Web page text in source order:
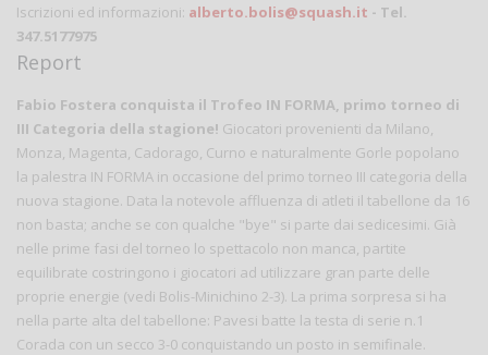
Iscrizioni ed informazioni: alberto.bolis@squash.it - Tel.
347.5177975
Report
Fabio Fostera conquista il Trofeo IN FORMA, primo torneo di
III Categoria della stagione! Giocatori provenienti da Milano,
Monza, Magenta, Cadorago, Curno e naturalmente Gorle popolano
la palestra IN FORMA in occasione del primo torneo III categoria della
nuova stagione. Data la notevole affluenza di atleti il tabellone da 16
non basta; anche se con qualche "bye" si parte dai sedicesimi. Già
nelle prime fasi del torneo lo spettacolo non manca, partite
equilibrate costringono i giocatori ad utilizzare gran parte delle
proprie energie (vedi Bolis-Minichino 2-3). La prima sorpresa si ha
nella parte alta del tabellone: Pavesi batte la testa di serie n.1
Corada con un secco 3-0 conquistando un posto in semifinale.